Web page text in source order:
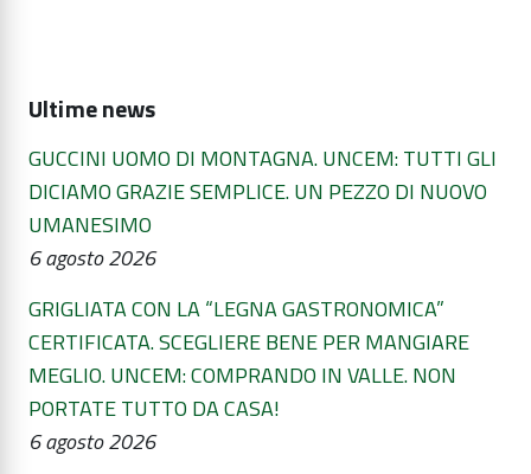
Ultime news
GUCCINI UOMO DI MONTAGNA. UNCEM: TUTTI GLI
DICIAMO GRAZIE SEMPLICE. UN PEZZO DI NUOVO
UMANESIMO
6 agosto 2026
GRIGLIATA CON LA “LEGNA GASTRONOMICA”
CERTIFICATA. SCEGLIERE BENE PER MANGIARE
MEGLIO. UNCEM: COMPRANDO IN VALLE. NON
PORTATE TUTTO DA CASA!
6 agosto 2026